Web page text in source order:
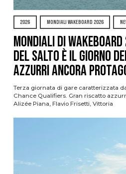
2026 MONDIALI WAKEBOARD 2026
Mondiali di
del Salto è il giorno
azzurri ancora
Terza giornata di gare caratterizzata
Chance Qualifiers. Gran riscatto
Alizée Piana, Flavio Frisetti, Vittoria